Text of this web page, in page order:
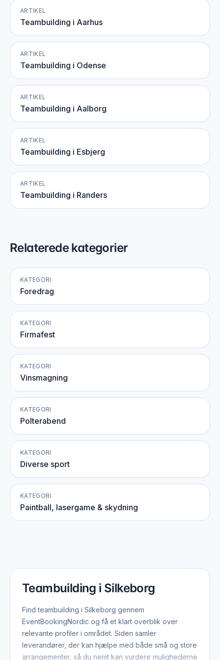
ARTIKEL
Teambuilding i Aarhus
ARTIKEL
Teambuilding i Odense
ARTIKEL
Teambuilding i Aalborg
ARTIKEL
Teambuilding i Esbjerg
ARTIKEL
Teambuilding i Randers
Relaterede kategorier
KATEGORI
Foredrag
KATEGORI
Firmafest
KATEGORI
Vinsmagning
KATEGORI
Polterabend
KATEGORI
Diverse sport
KATEGORI
Paintball, lasergame & skydning
Teambuilding i Silkeborg
Find teambuilding i Silkeborg gennem
EventBookingNordic og få et klart overblik over
relevante profiler i området. Siden samler
leverandører, der kan hjælpe med både små og store
arrangementer, så du nemt kan vurdere mulighederne